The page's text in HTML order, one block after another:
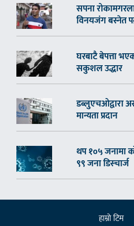
सपना
विनयजंग बस्नेत
घरबाटै बेपत्ता
सकुशल उद्धार
डब्लुएचओद्वारा
मान्यता प्रदान
थप १०५ जनामा
९९ जना डिस्चार्ज
हाम्राे टिम